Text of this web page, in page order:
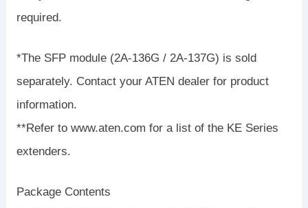
required.
*The SFP module (2A-136G / 2A-137G) is sold
separately. Contact your ATEN dealer for product
information.
**Refer to www.aten.com for a list of the KE Series
extenders.
Package Contents